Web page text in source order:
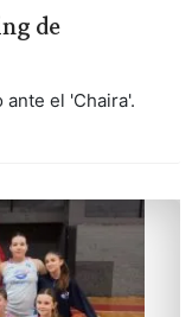
de
el 'Chaira'.